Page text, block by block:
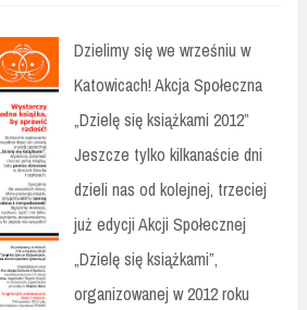
Dzielimy się we wrześniu w
Katowicach! Akcja Społeczna
„Dzielę się książkami 2012”
Jeszcze tylko kilkanaście dni
dzieli nas od kolejnej, trzeciej
już edycji Akcji Społecznej
„Dzielę się książkami”,
organizowanej w 2012 roku